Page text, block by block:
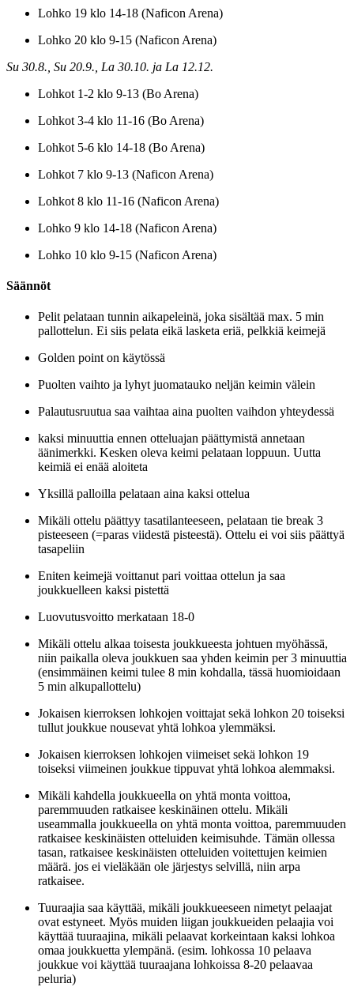
Lohko 19 klo 14-18 (Naficon Arena)
Lohko 20 klo 9-15 (Naficon Arena)
Su 30.8., Su 20.9., La 30.10. ja La 12.12.
Lohkot 1-2 klo 9-13 (Bo Arena)
Lohkot 3-4 klo 11-16 (Bo Arena)
Lohkot 5-6 klo 14-18 (Bo Arena)
Lohkot 7 klo 9-13 (Naficon Arena)
Lohkot 8 klo 11-16 (Naficon Arena)
Lohko 9 klo 14-18 (Naficon Arena)
Lohko 10 klo 9-15 (Naficon Arena)
Säännöt
Pelit pelataan tunnin aikapeleinä, joka sisältää max. 5 min
pallottelun. Ei siis pelata eikä lasketa eriä, pelkkiä keimejä
Golden point on käytössä
Puolten vaihto ja lyhyt juomatauko neljän keimin välein
Palautusruutua saa vaihtaa aina puolten vaihdon yhteydessä
kaksi minuuttia ennen otteluajan päättymistä annetaan
äänimerkki. Kesken oleva keimi pelataan loppuun. Uutta
keimiä ei enää aloiteta
Yksillä palloilla pelataan aina kaksi ottelua
Mikäli ottelu päättyy tasatilanteeseen, pelataan tie break 3
pisteeseen (=paras viidestä pisteestä). Ottelu ei voi siis päättyä
tasapeliin
Eniten keimejä voittanut pari voittaa ottelun ja saa
joukkuelleen kaksi pistettä
Luovutusvoitto merkataan 18-0
Mikäli ottelu alkaa toisesta joukkueesta johtuen myöhässä,
niin paikalla oleva joukkuen saa yhden keimin per 3 minuuttia
(ensimmäinen keimi tulee 8 min kohdalla, tässä huomioidaan
5 min alkupallottelu)
Jokaisen kierroksen lohkojen voittajat sekä lohkon 20 toiseksi
tullut joukkue nousevat yhtä lohkoa ylemmäksi.
Jokaisen kierroksen lohkojen viimeiset sekä lohkon 19
toiseksi viimeinen joukkue tippuvat yhtä lohkoa alemmaksi.
Mikäli kahdella joukkueella on yhtä monta voittoa,
paremmuuden ratkaisee keskinäinen ottelu. Mikäli
useammalla joukkueella on yhtä monta voittoa, paremmuuden
ratkaisee keskinäisten otteluiden keimisuhde. Tämän ollessa
tasan, ratkaisee keskinäisten otteluiden voitettujen keimien
määrä. jos ei vieläkään ole järjestys selvillä, niin arpa
ratkaisee.
Tuuraajia saa käyttää, mikäli joukkueeseen nimetyt pelaajat
ovat estyneet. Myös muiden liigan joukkueiden pelaajia voi
käyttää tuuraajina, mikäli pelaavat korkeintaan kaksi lohkoa
omaa joukkuetta ylempänä. (esim. lohkossa 10 pelaava
joukkue voi käyttää tuuraajana lohkoissa 8-20 pelaavaa
peluria)